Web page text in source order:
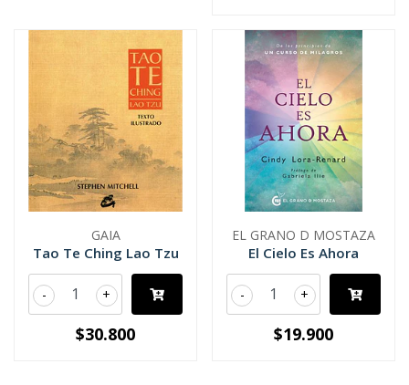
GAIA
Tao Te Ching Lao Tzu
+
-
$30.800
EL GRANO D MOSTAZA
El Cielo Es Ahora
+
-
$19.900